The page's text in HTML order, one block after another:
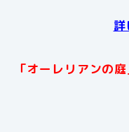
「オーレリアンの